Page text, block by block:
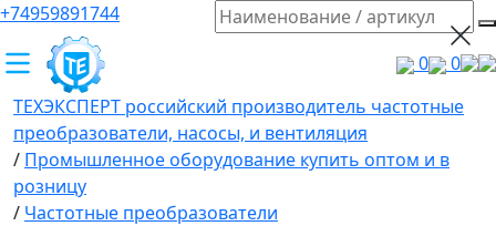
+74959891744
0
0
ТЕХЭКСПЕРТ российский производитель частотные
преобразователи, насосы, и вентиляция
/ Промышленное оборудование купить оптом и в
розницу
/ Частотные преобразователи